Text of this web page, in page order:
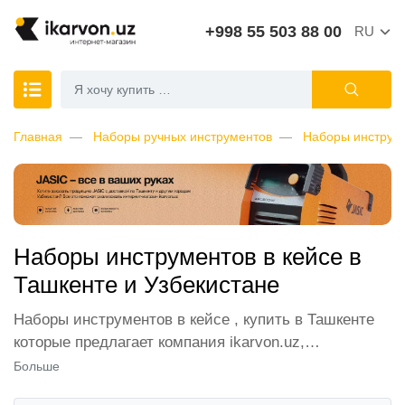
+998 55 503 88 00 RU
Главная Наборы ручных инструментов Наборы
Наборы инструментов в кейсе в
Ташкенте и Узбекистане
Наборы инструментов в кейсе , купить в Ташкенте
которые предлагает компания ikarvon.uz,
пользуются широким спросом среди наших
Больше